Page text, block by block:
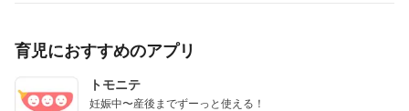
育児におすすめのアプリ
トモニテ
妊娠中〜産後までずーっと使える！